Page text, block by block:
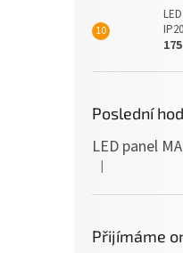
Poslední
Hodnocení
|
Přijímáme